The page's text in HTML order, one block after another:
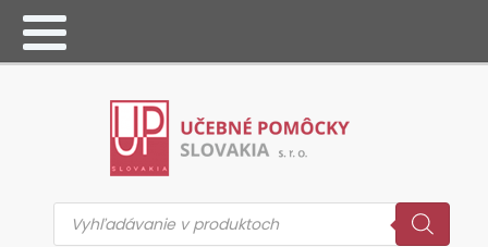
Products
search